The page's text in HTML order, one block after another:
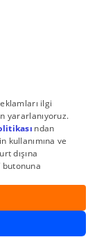
Tüm Hakları